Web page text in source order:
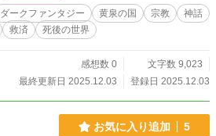
ダークファンタジー 黄泉の国 宗教
神話
救済 死後の世界
感想数 0
文字数 9,023
最終更新日 2025.12.03
登録日 2025.12.03
お気に入り追加 5